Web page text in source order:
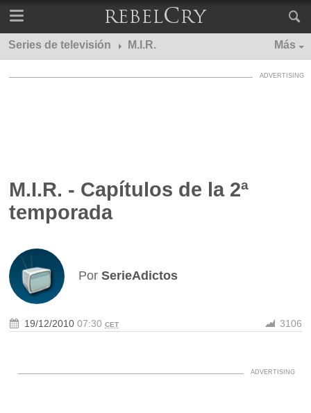
Series de televisión M.I.R. Más
M.I.R. - Capítulos de la 2ª
temporada
PorSerieAdictos
19/12/2010 07:30CET 3106